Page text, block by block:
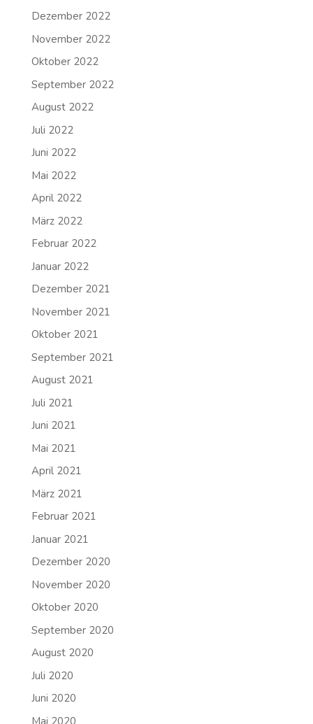
Dezember 2022
November 2022
Oktober 2022
September 2022
August 2022
Juli 2022
Juni 2022
Mai 2022
April 2022
März 2022
Februar 2022
Januar 2022
Dezember 2021
November 2021
Oktober 2021
September 2021
August 2021
Juli 2021
Juni 2021
Mai 2021
April 2021
März 2021
Februar 2021
Januar 2021
Dezember 2020
November 2020
Oktober 2020
September 2020
August 2020
Juli 2020
Juni 2020
Mai 2020